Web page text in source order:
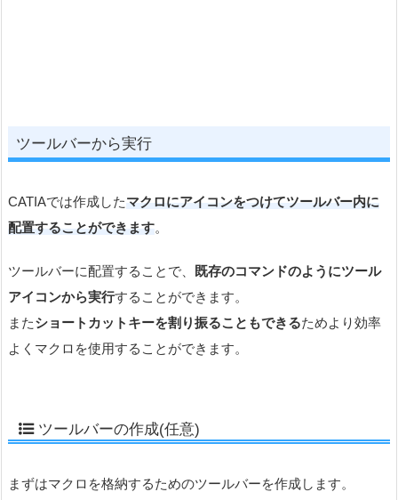
ツールバーから実行
CATIAでは作成したマクロにアイコンをつけてツールバー内に
配置することができます。
ツールバーに配置することで、
既存のコマンドのようにツール
アイコンから実行することができます。
またショートカットキーを割り振ることもできるためより効率
よくマクロを使用することができます。
ツールバーの作成(任意)
まずはマクロを格納するためのツールバーを作成します。